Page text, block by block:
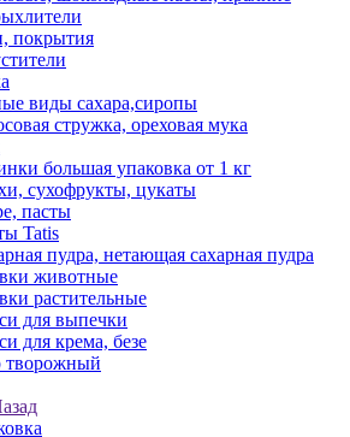
покрытия
виды сахара,сиропы
стружка, ореховая мука
большая упаковка от 1 кг
сухофрукты, цукаты
пасты
Tatis
пудра, нетающая сахарная пудра
животные
растительные
для выпечки
для крема, безе